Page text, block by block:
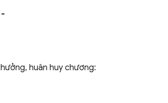
-
huân huy chương: